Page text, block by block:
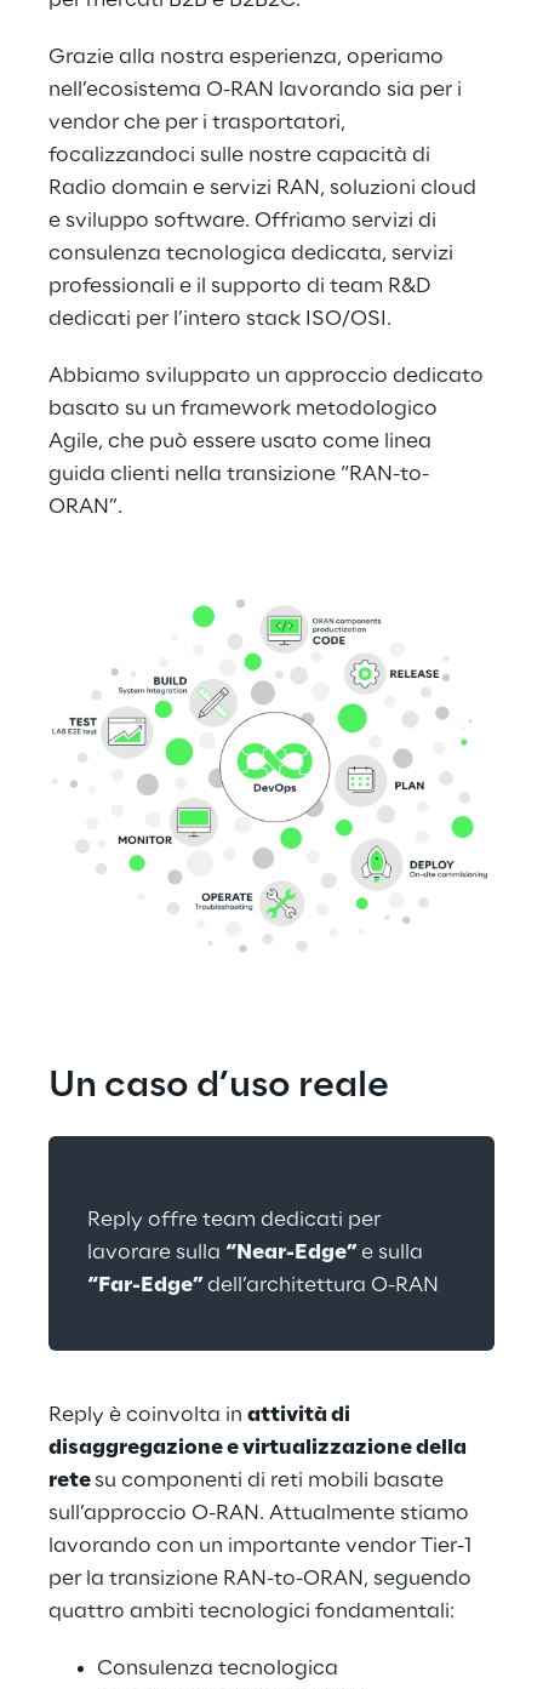
Grazie alla nostra esperienza, operiamo
nell’ecosistema O-RAN lavorando sia per i
vendor che per i trasportatori,
focalizzandoci sulle nostre capacità di
Radio domain e servizi RAN, soluzioni cloud
e sviluppo software. Offriamo servizi di
consulenza tecnologica dedicata, servizi
professionali e il supporto di team R&D
dedicati per l’intero stack ISO/OSI.
Abbiamo sviluppato un approccio dedicato
basato su un framework metodologico
Agile, che può essere usato come linea
guida clienti nella transizione “RAN-to-
ORAN”.
Un caso d’uso reale
Reply offre team dedicati per
lavorare sulla “Near-Edge” e sulla
“Far-Edge” dell’architettura O-RAN
Reply è coinvolta in attività di
disaggregazione e virtualizzazione della
rete su componenti di reti mobili basate
sull’approccio O-RAN. Attualmente stiamo
lavorando con un importante vendor Tier-1
per la transizione RAN-to-ORAN, seguendo
quattro ambiti tecnologici fondamentali:
Consulenza tecnologica